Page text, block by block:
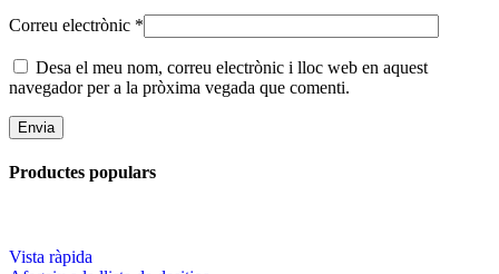
Correu electrònic *
Desa el meu nom, correu electrònic i lloc web en aquest
navegador per a la pròxima vegada que comenti.
Productes populars
Vista ràpida